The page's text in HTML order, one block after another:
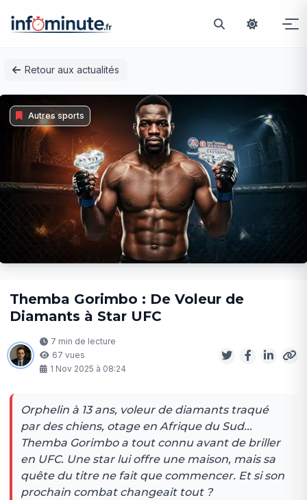
Retour aux actualités
Autres sports
Themba Gorimbo : De Voleur de
Diamants à Star UFC
7 min de lecture
67 vues
1 Nov 2025 à 08:24
Orphelin à 13 ans, voleur de diamants traqué
par des chiens, otage en Afrique du Sud...
Themba Gorimbo a tout connu avant de briller
en UFC. Une star lui offre une maison, mais sa
quête du titre ne fait que commencer. Et si son
prochain combat changeait tout ?